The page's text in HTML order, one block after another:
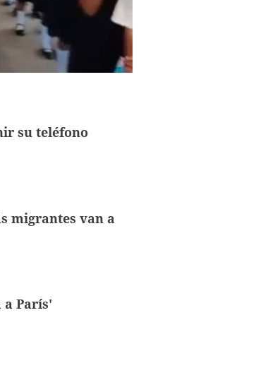
su teléfono
migrantes van a
París'